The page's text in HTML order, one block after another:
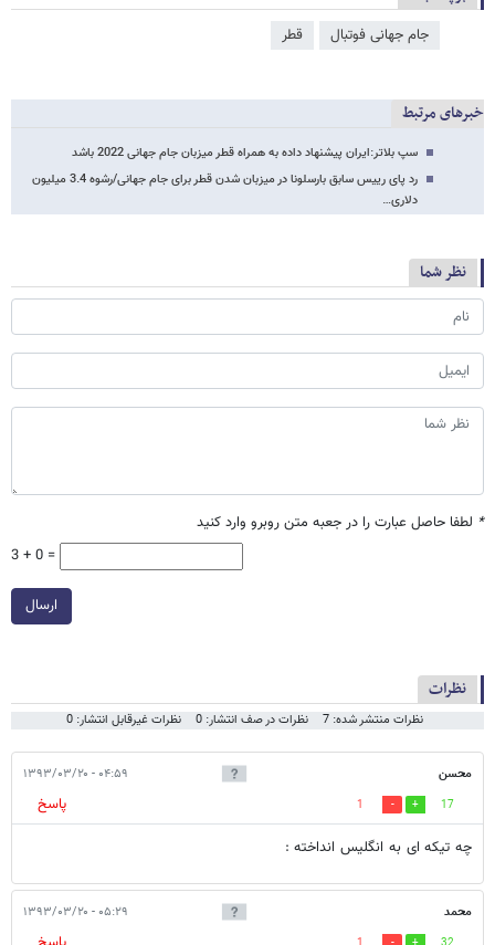
جام جهانی فوتبال قطر
خبرهای مرتبط
سپ بلاتر:ایران پیشنهاد داده به همراه قطر میزبان جام جهانی 2022 باشد
رد پای رییس سابق بارسلونا در میزبان شدن قطر برای جام جهانی/رشوه 3.4 میلیون
دلاری…
نظر شما
* لطفا حاصل عبارت را در جعبه متن روبرو وارد کنید
3 + 0 =
ارسال
نظرات
نظرات منتشر شده: 7 نظرات در صف انتشار: 0 نظرات غیرقابل انتشار: 0
محسن ۰۴:۵۹ - ۱۳۹۳/۰۳/۲۰
17
1
پاسخ
چه تیکه ای به انگلیس انداخته :
محمد ۰۵:۲۹ - ۱۳۹۳/۰۳/۲۰